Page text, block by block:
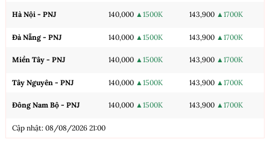
Hà Nội - PNJ 140,000 ▲1500K 143,900 ▲1700K
Đà Nẵng - PNJ 140,000 ▲1500K 143,900 ▲1700K
Miền Tây - PNJ 140,000 ▲1500K 143,900 ▲1700K
Tây Nguyên - PNJ 140,000 ▲1500K 143,900 ▲1700K
Đông Nam Bộ - PNJ 140,000 ▲1500K 143,900 ▲1700K
Cập nhật: 08/08/2026 21:00